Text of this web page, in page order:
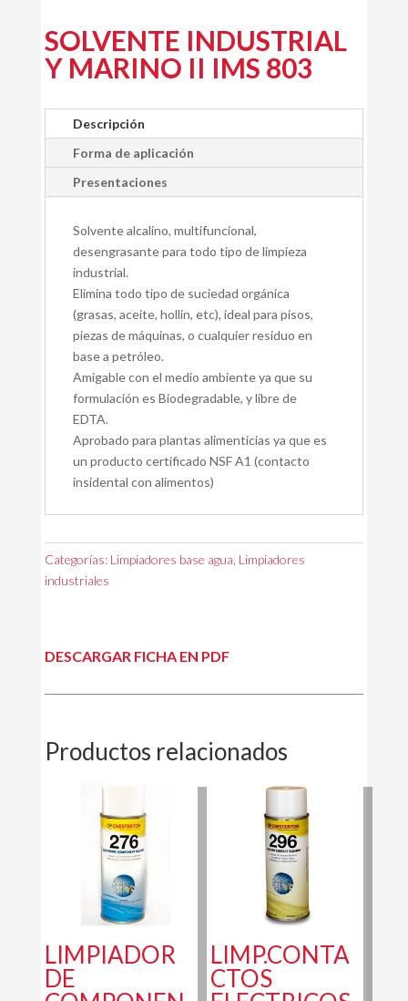
SOLVENTE INDUSTRIAL
Y MARINO II IMS 803
Descripción
Forma de aplicación
Presentaciones
Solvente alcalino, multifuncional,
desengrasante para todo tipo de limpieza
industrial.
Elimina todo tipo de suciedad orgánica
(grasas, aceite, hollin, etc), ideal para pisos,
piezas de máquinas, o cualquier residuo en
base a petróleo.
Amigable con el medio ambiente ya que su
formulación es Biodegradable, y libre de
EDTA.
Aprobado para plantas alimenticias ya que es
un producto certificado NSF A1 (contacto
insidental con alimentos)
Categorías: Limpiadores base agua, Limpiadores
industriales
DESCARGAR FICHA EN PDF
Productos relacionados
LIMPIADOR
DE
LIMP.CONTA
CTOS